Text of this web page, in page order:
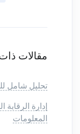
مقالات
تحليل شامل
إدارة
المعلومات